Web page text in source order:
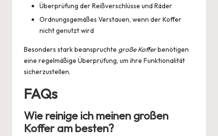
Überprüfung der Reißverschlüsse und Räder
Ordnungsgemäßes Verstauen, wenn der Koffer
nicht genutzt wird
Besonders stark beanspruchte große Kofferbenötigen
eine regelmäßige Überprüfung, um ihre Funktionalität
sicherzustellen.
FAQs
Wie reinige ich meinen großen
Koffer am besten?